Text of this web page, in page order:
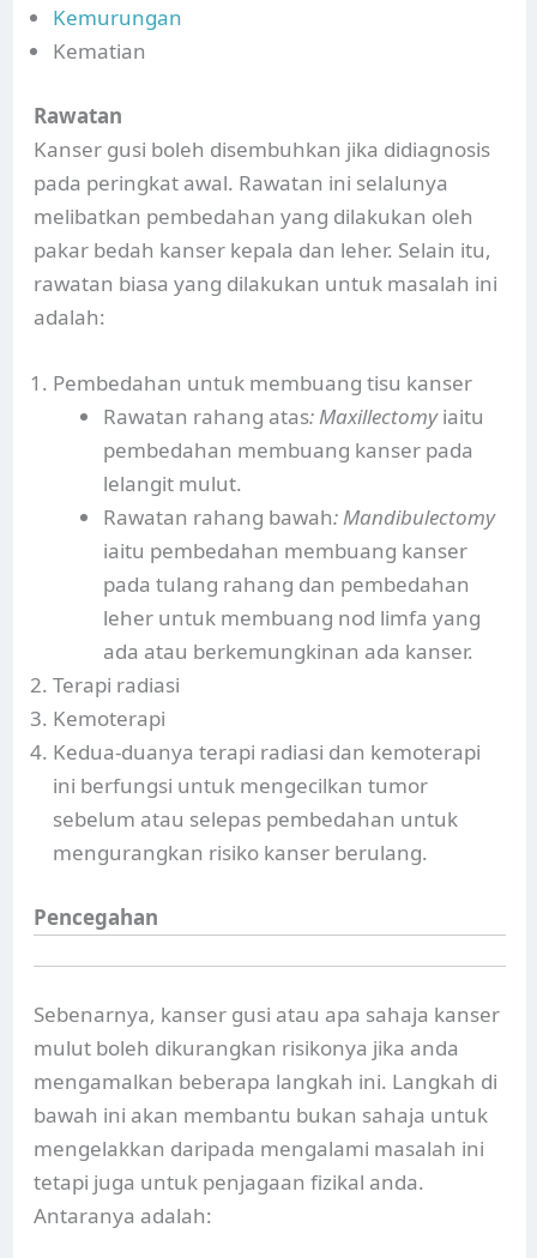
Kemurungan
Kematian
Rawatan
Kanser gusi boleh disembuhkan jika didiagnosis
pada peringkat awal. Rawatan ini selalunya
melibatkan pembedahan yang dilakukan oleh
pakar bedah kanser kepala dan leher. Selain itu,
rawatan biasa yang dilakukan untuk masalah ini
adalah:
Pembedahan untuk membuang tisu kanser
Rawatan rahang atas: Maxillectomyiaitu
pembedahan membuang kanser pada
lelangit mulut.
Rawatan rahang bawah: Mandibulectomy
iaitu pembedahan membuang kanser
pada tulang rahang dan pembedahan
leher untuk membuang nod limfa yang
ada atau berkemungkinan ada kanser.
Terapi radiasi
Kemoterapi
Kedua-duanya terapi radiasi dan kemoterapi
ini berfungsi untuk mengecilkan tumor
sebelum atau selepas pembedahan untuk
mengurangkan risiko kanser berulang.
Pencegahan
Sebenarnya, kanser gusi atau apa sahaja kanser
mulut boleh dikurangkan risikonya jika anda
mengamalkan beberapa langkah ini. Langkah di
bawah ini akan membantu bukan sahaja untuk
mengelakkan daripada mengalami masalah ini
tetapi juga untuk penjagaan fizikal anda.
Antaranya adalah: